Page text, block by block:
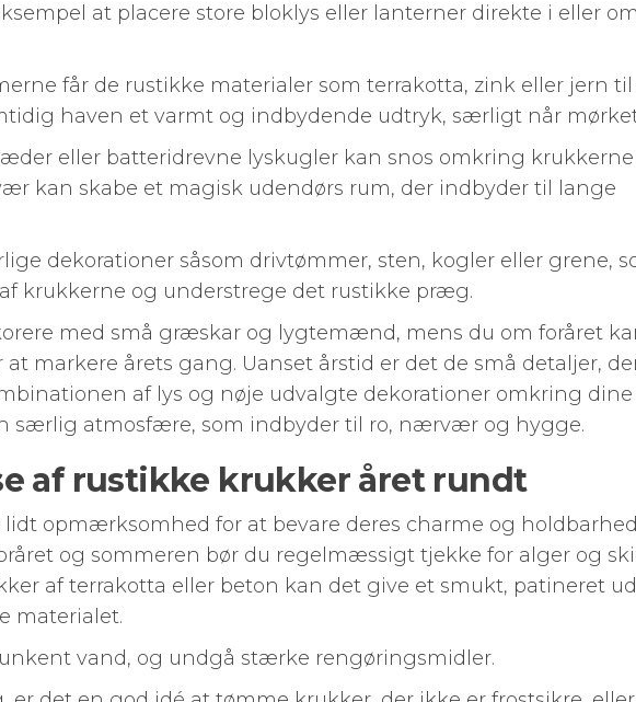
at placere store bloklys eller lanterner direkte i eller
får de rustikke materialer som terrakotta, zink eller jern
haven et varmt og indbydende udtryk, særligt når
eller batteridrevne lyskugler kan snos omkring krukkerne
kan skabe et magisk udendørs rum, der indbyder til lange
dekorationer såsom drivtømmer, sten, kogler eller grene,
krukkerne og understrege det rustikke præg.
med små græskar og lygtemænd, mens du om foråret
markere årets gang. Uanset årstid er det de små detaljer,
af lys og nøje udvalgte dekorationer omkring
særlig atmosfære, som indbyder til ro, nærvær og hygge.
af rustikke krukker året rundt
opmærksomhed for at bevare deres charme og
og sommeren bør du regelmæssigt tjekke for alger og
af terrakotta eller beton kan det give et smukt, patineret
materialet.
vand, og undgå stærke rengøringsmidler.